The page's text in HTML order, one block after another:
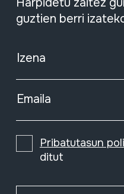
guztien berri
Izena
Emaila
Pribatutasun
ditut